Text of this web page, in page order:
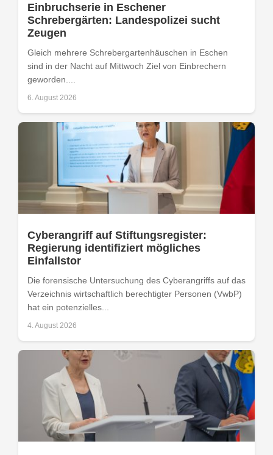
Einbruchserie in Eschener
Schrebergärten: Landespolizei sucht
Zeugen
Gleich mehrere Schrebergartenhäuschen in Eschen
sind in der Nacht auf Mittwoch Ziel von Einbrechern
geworden....
6. August 2026
Cyberangriff auf Stiftungsregister:
Regierung identifiziert mögliches
Einfallstor
Die forensische Untersuchung des Cyberangriffs auf das
Verzeichnis wirtschaftlich berechtigter Personen (VwbP)
hat ein potenzielles...
4. August 2026